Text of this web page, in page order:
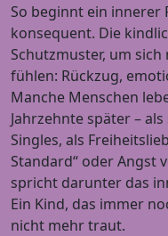
So beginnt ein innerer
konsequent. Die
Schutzmuster, um
fühlen: Rückzug,
Manche Menschen
Jahrzehnte später –
Singles, als
Standard“ oder Angst
spricht darunter das
Ein Kind, das immer
nicht mehr traut.